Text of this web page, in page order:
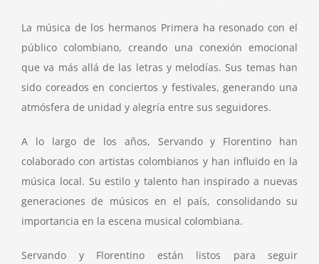
La música de los hermanos Primera ha resonado con el
público colombiano, creando una conexión emocional
que va más allá de las letras y melodías. Sus temas han
sido coreados en conciertos y festivales, generando una
atmósfera de unidad y alegría entre sus seguidores.
A lo largo de los años, Servando y Florentino han
colaborado con artistas colombianos y han influido en la
música local. Su estilo y talento han inspirado a nuevas
generaciones de músicos en el país, consolidando su
importancia en la escena musical colombiana.
Servando y Florentino están listos para seguir